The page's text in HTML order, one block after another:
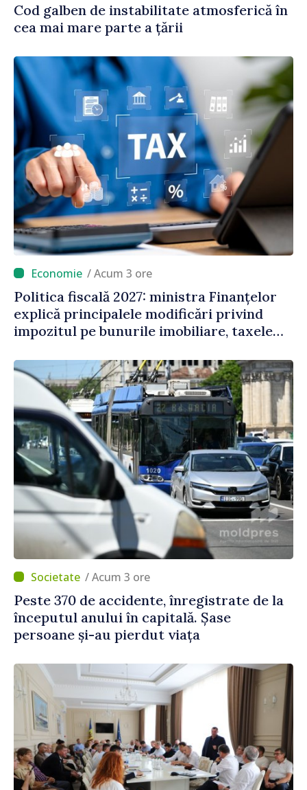
Cod galben de instabilitate atmosferică în
cea mai mare parte a țării
/ Acum 3 ore
Politica fiscală 2027: ministra Finanțelor
explică principalele modificări privind
impozitul pe bunurile imobiliare, taxele
/ Acum 3 ore
Peste 370 de accidente, înregistrate de la
începutul anului în capitală. Șase
persoane și-au pierdut viața